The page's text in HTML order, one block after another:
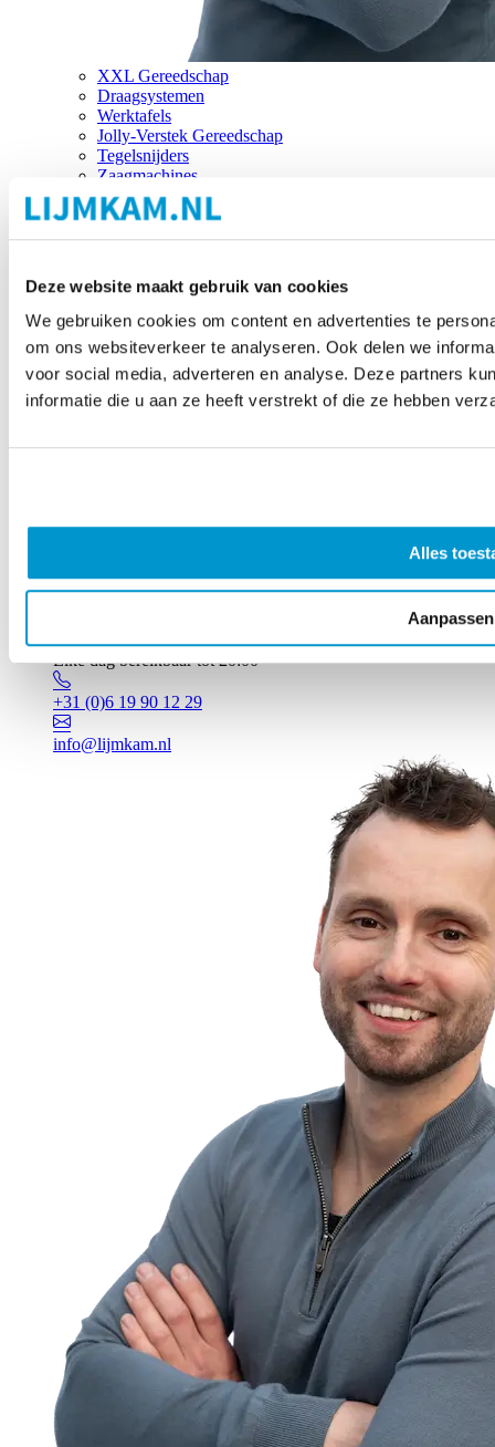
Deze website maakt gebruik van cookies
We gebruiken cookies om content en advertenties te
om ons websiteverkeer te analyseren. Ook delen we
voor social media, adverteren en analyse. Deze partners
informatie die u aan ze heeft verstrekt of die ze hebben
Alles
Aanpassen
XXL Gereedschap
Draagsystemen
Werktafels
Jolly-Verstek Gereedschap
Tegelsnijders
Zaagmachines
Merken
Elke dag bereikbaar tot 20:00
+31 (0)6 19 90 12 29
info@lijmkam.nl